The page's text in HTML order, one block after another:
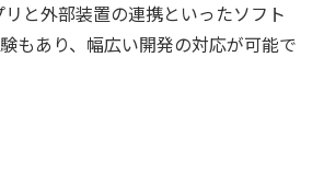
と外部装置の連携といったソフト
もあり、幅広い開発の対応が可能で